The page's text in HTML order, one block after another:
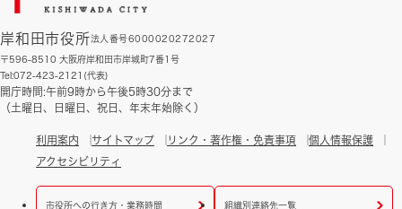
岸和田市役所法人番号6000020272027
〒596-8510 大阪府岸和田市岸城町7番1号
Tel:072-423-2121(代表)
開庁時間:午前9時から午後5時30分まで
（土曜日、日曜日、祝日、年末年始除く）
利用案内 サイトマップ リンク・著作権・免責事項
個人情報保護
アクセシビリティ
市役所への行き方・業務時間 組織別連絡先一覧